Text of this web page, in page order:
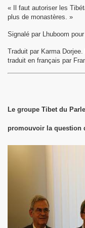
« Il faut autoriser les
plus de monastères. »
Signalé par Lhuboom
Traduit par Karma
traduit en français par
Le groupe Tibet du
promouvoir la question